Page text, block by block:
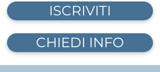
ISCRIVITI
CHIEDI INFO